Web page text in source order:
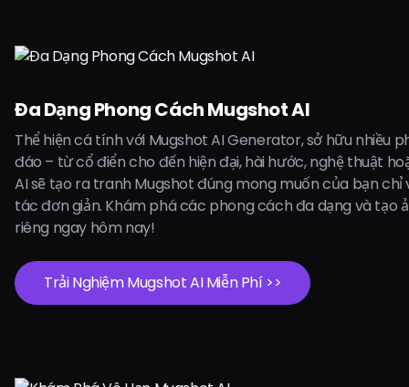
Đa Dạng Phong Cách Mugshot AI
Thể hiện cá tính với Mugshot AI Generator, sở hữu nhiều
đáo – từ cổ điển cho đến hiện đại, hài hước, nghệ thuật
AI sẽ tạo ra tranh Mugshot đúng mong muốn của bạn
tác đơn giản. Khám phá các phong cách đa dạng và tạo
riêng ngay hôm nay!
Trải Nghiệm Mugshot AI Miễn Phí >>